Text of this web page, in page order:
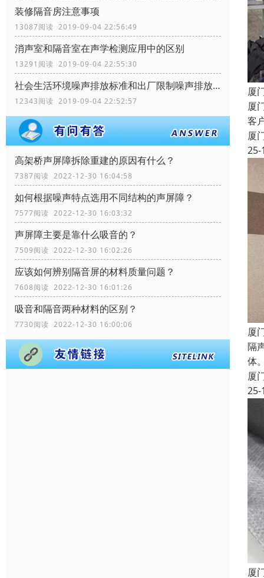
装修隔音房注意事项
13087阅读 2019-09-04 22:56:49
消声室和隔音室在声学检测应用中的区别
13291阅读 2019-09-04 22:55:30
社会生活环境噪声排放标准和出厂限制噪声排放标准
12343阅读 2019-09-04 22:52:57
高架桥声屏障拆除重建的原因有什么？
7387阅读 2022-12-30 16:04:58
如何根据噪声特点选用不同结构的声屏障？
7577阅读 2022-12-30 16:03:32
声屏障主要是靠什么吸音的？
7509阅读 2022-12-30 16:02:26
应该如何辨别隔音屏的材料质量问题？
7608阅读 2022-12-30 16:01:26
吸音和隔音两种材料的区别？
7730阅读 2022-12-30 16:00:06
厦
厦
客
厦
25-
厦
隔
体
厦
25-
厦